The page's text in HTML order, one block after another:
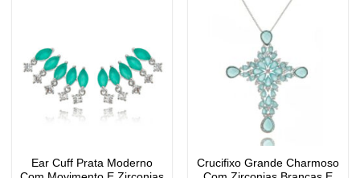
Ear Cuff Prata Moderno
Crucifixo Grande Charmoso